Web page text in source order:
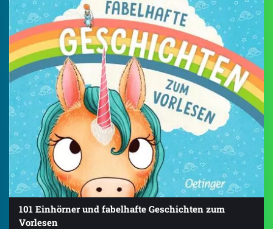
101 Einhörner und fabelhafte Geschichten zum
Vorlesen